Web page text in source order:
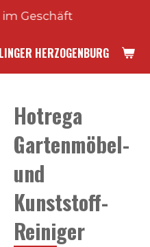
HERZOGENBURG
Geschäft
Hotrega
Gartenmöbel-
und
Kunststoff-
Reiniger